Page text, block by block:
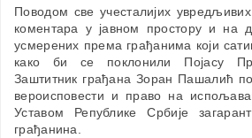
Поводом све учесталијих
коментара у јавном простору и на
усмерених према грађанима који
како би се поклонили Појасу
Заштитник грађана Зоран Пашалић
вероисповести и право на
Уставом Републике Србије
грађанина.